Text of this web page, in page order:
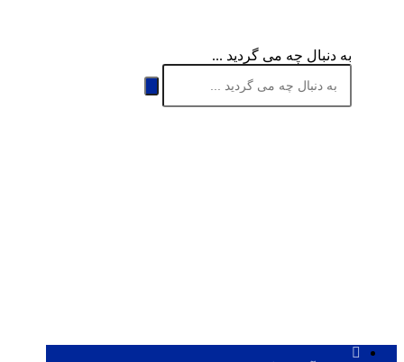
به دنبال چه می گردید ...